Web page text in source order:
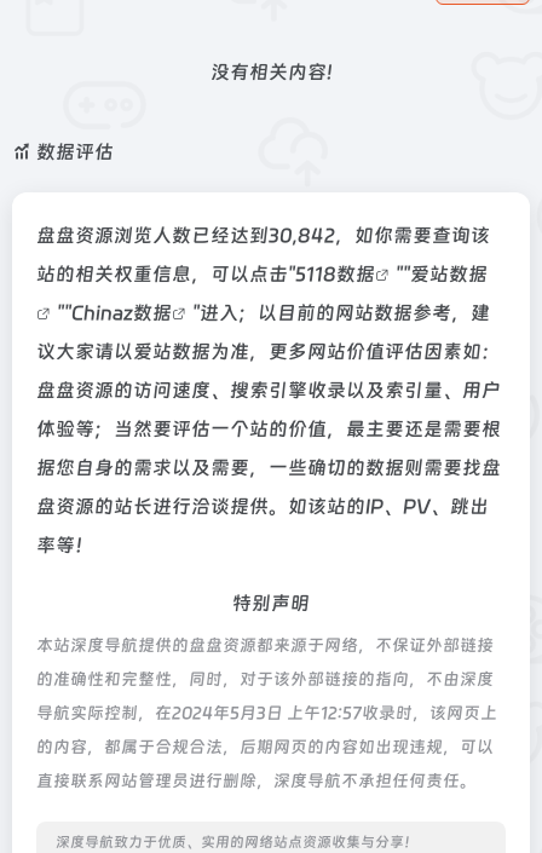
没有相关内容!
数据评估
盘盘资源浏览人数已经达到30,842，如你需要查询该
站的相关权重信息，可以点击"5118数据 ""爱站数据
""Chinaz数据
"进入；以目前的网站数据参考，建
议大家请以爱站数据为准，更多网站价值评估因素如：
盘盘资源的访问速度、搜索引擎收录以及索引量、用户
体验等；当然要评估一个站的价值，最主要还是需要根
据您自身的需求以及需要，一些确切的数据则需要找盘
盘资源的站长进行洽谈提供。如该站的IP、PV、跳出
率等！
特别声明
本站深度导航提供的盘盘资源都来源于网络，不保证外部链接
的准确性和完整性，同时，对于该外部链接的指向，不由深度
导航实际控制，在2024年5月3日 上午12:57收录时，该网页上
的内容，都属于合规合法，后期网页的内容如出现违规，可以
直接联系网站管理员进行删除，深度导航不承担任何责任。
深度导航致力于优质、实用的网络站点资源收集与分享！